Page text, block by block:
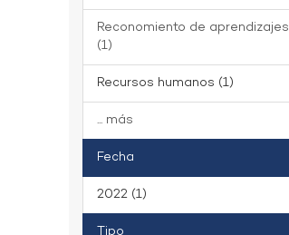
Reconomiento de aprendizajes
(1)
Recursos humanos (1)
... más
Fecha
2022 (1)